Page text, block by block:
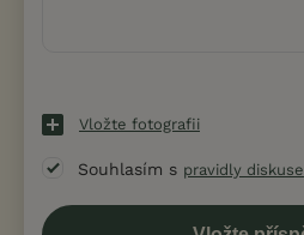
Vložte fotografii
Souhlasím s pravidly diskuse